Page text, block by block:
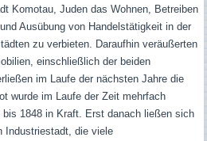
Komotau, Juden das Wohnen, Betreiben
Ausübung von Handelstätigkeit in der
zu verbieten. Daraufhin veräußerten
einschließlich der beiden
im Laufe der nächsten Jahre die
wurde im Laufe der Zeit mehrfach
bis 1848 in Kraft. Erst danach ließen sich
Industriestadt, die viele